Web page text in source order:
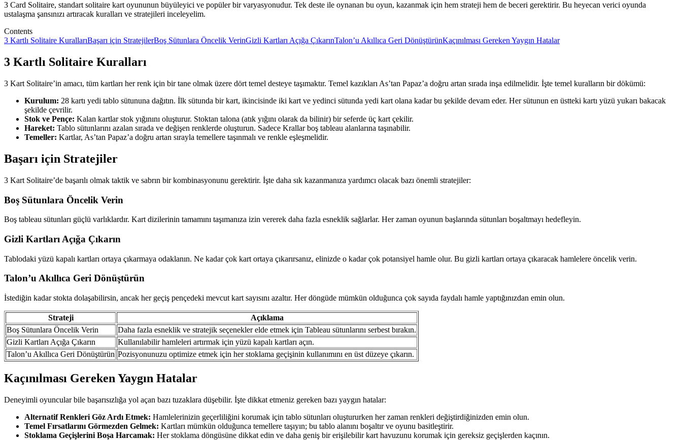
3 Card Solitaire, standart solitaire kart oyununun büyüleyici ve popüler bir varyasyonudur. Tek deste ile oynanan bu oyun, kazanmak için hem strateji hem de beceri gerektirir. Bu heyecan verici oyunda
ustalaşma şansınızı artıracak kuralları ve stratejileri inceleyelim.
Contents
3 Kartlı Solitaire KurallarıBaşarı için StratejilerBoş Sütunlara Öncelik VerinGizli Kartları Açığa ÇıkarınTalon’u Akıllıca Geri DönüştürünKaçınılması Gereken Yaygın Hatalar
3 Kartlı Solitaire Kuralları
3 Kart Solitaire’in amacı, tüm kartları her renk için bir tane olmak üzere dört temel desteye taşımaktır. Temel kazıkları As’tan Papaz’a doğru artan sırada inşa edilmelidir. İşte temel kuralların bir dökümü:
Kurulum: 28 kartı yedi tablo sütununa dağıtın. İlk sütunda bir kart, ikincisinde iki kart ve yedinci sütunda yedi kart olana kadar bu şekilde devam eder. Her sütunun en üstteki kartı yüzü yukarı bakacak
şekilde çevrilir.
Stok ve Pençe: Kalan kartlar stok yığınını oluşturur. Stoktan talona (atık yığını olarak da bilinir) bir seferde üç kart çekilir.
Hareket: Tablo sütunlarını azalan sırada ve değişen renklerde oluşturun. Sadece Krallar boş tableau alanlarına taşınabilir.
Temeller: Kartlar, As’tan Papaz’a doğru artan sırayla temellere taşınmalı ve renkle eşleşmelidir.
Başarı için Stratejiler
3 Kart Solitaire’de başarılı olmak taktik ve sabrın bir kombinasyonunu gerektirir. İşte daha sık kazanmanıza yardımcı olacak bazı önemli stratejiler:
Boş Sütunlara Öncelik Verin
Boş tableau sütunları güçlü varlıklardır. Kart dizilerinin tamamını taşımanıza izin vererek daha fazla esneklik sağlarlar. Her zaman oyunun başlarında sütunları boşaltmayı hedefleyin.
Gizli Kartları Açığa Çıkarın
Tablodaki yüzü kapalı kartları ortaya çıkarmaya odaklanın. Ne kadar çok kart ortaya çıkarırsanız, elinizde o kadar çok potansiyel hamle olur. Bu gizli kartları ortaya çıkaracak hamlelere öncelik verin.
Talon’u Akıllıca Geri Dönüştürün
İstediğin kadar stokta dolaşabilirsin, ancak her geçiş pençedeki mevcut kart sayısını azaltır. Her döngüde mümkün olduğunca çok sayıda faydalı hamle yaptığınızdan emin olun.
Strateji
Açıklama
Boş Sütunlara Öncelik Verin
Daha fazla esneklik ve stratejik seçenekler elde etmek için Tableau sütunlarını serbest bırakın.
Gizli Kartları Açığa Çıkarın
Kullanılabilir hamleleri artırmak için yüzü kapalı kartları açın.
Talon’u Akıllıca Geri Dönüştürün Pozisyonunuzu optimize etmek için her stoklama geçişinin kullanımını en üst düzeye çıkarın.
Kaçınılması Gereken Yaygın Hatalar
Deneyimli oyuncular bile başarısızlığa yol açan bazı tuzaklara düşebilir. İşte dikkat etmeniz gereken bazı yaygın hatalar:
Alternatif Renkleri Göz Ardı Etmek: Hamlelerinizin geçerliliğini korumak için tablo sütunları oluştururken her zaman renkleri değiştirdiğinizden emin olun.
Temel Fırsatlarını Görmezden Gelmek: Kartları mümkün olduğunca temellere taşıyın; bu tablo alanını boşaltır ve oyunu basitleştirir.
Stoklama Geçişlerini Boşa Harcamak: Her stoklama döngüsüne dikkat edin ve daha geniş bir erişilebilir kart havuzunu korumak için gereksiz geçişlerden kaçının.